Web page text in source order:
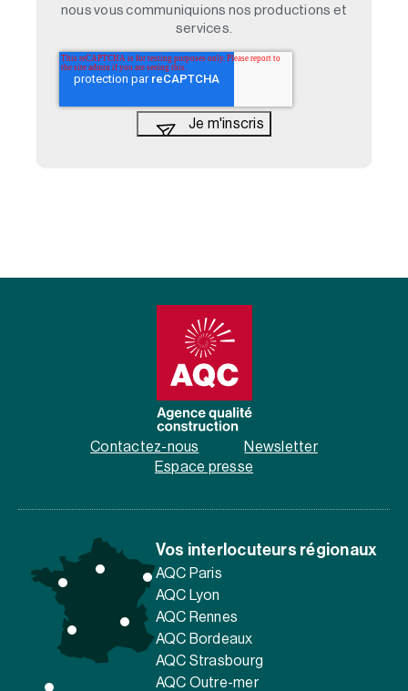
nous vous communiquions nos productions et
services.
Contactez-nous
Newsletter
Espace presse
Vos interlocuteurs régionaux
AQC Paris
AQC Lyon
AQC Rennes
AQC Bordeaux
AQC Strasbourg
AQC Outre-mer